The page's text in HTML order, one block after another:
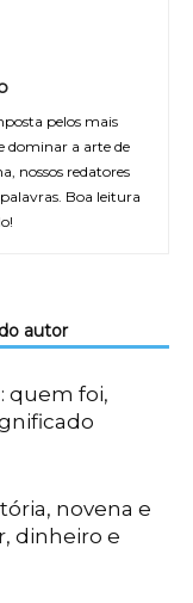
pelos mais
dominar a arte de
nossos redatores
Boa leitura
autor
quem foi,
novena e
dinheiro e